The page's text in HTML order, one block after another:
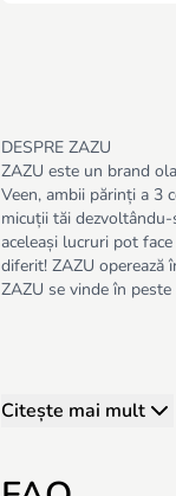
DESPRE ZAZU
ZAZU este un brand
Veen, ambii părinți a 3
micuții tăi
aceleași lucruri pot
diferit! ZAZU operează
ZAZU se vinde în
Citește mai mult